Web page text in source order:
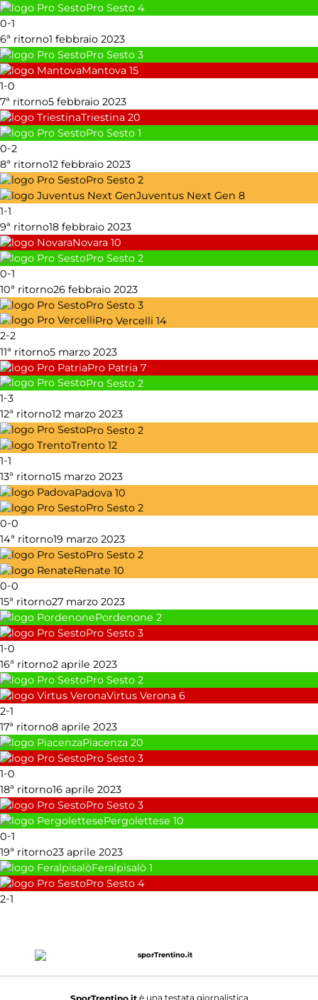
Pro Sesto 4
0-1
6ª ritorno1 febbraio 2023
Pro Sesto 3
Mantova 15
1-0
7ª ritorno5 febbraio 2023
Triestina 20
Pro Sesto 1
0-2
8ª ritorno12 febbraio 2023
Pro Sesto 2
Juventus Next Gen 8
1-1
9ª ritorno18 febbraio 2023
Novara 10
Pro Sesto 2
0-1
10ª ritorno26 febbraio 2023
Pro Sesto 3
Pro Vercelli 14
2-2
11ª ritorno5 marzo 2023
Pro Patria 7
Pro Sesto 2
1-3
12ª ritorno12 marzo 2023
Pro Sesto 2
Trento 12
1-1
13ª ritorno15 marzo 2023
Padova 10
Pro Sesto 2
0-0
14ª ritorno19 marzo 2023
Pro Sesto 2
Renate 10
0-0
15ª ritorno27 marzo 2023
Pordenone 2
Pro Sesto 3
1-0
16ª ritorno2 aprile 2023
Pro Sesto 2
Virtus Verona 6
2-1
17ª ritorno8 aprile 2023
Piacenza 20
Pro Sesto 3
1-0
18ª ritorno16 aprile 2023
Pro Sesto 3
Pergolettese 10
0-1
19ª ritorno23 aprile 2023
Feralpisalò 1
Pro Sesto 4
2-1
è una testata giornalistica